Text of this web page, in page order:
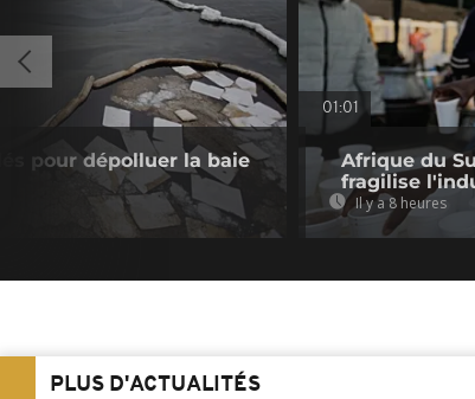
pour dépolluer la baie
01:01
Afrique du
fragilise
Il y a 8 heures
PLUS D'ACTUALITÉS